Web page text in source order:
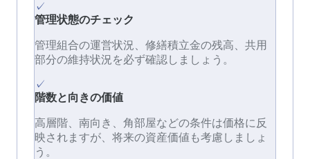
✓
管理状態のチェック
管理組合の運営状況、修繕積立金の残高、共用
部分の維持状況を必ず確認しましょう。
✓
階数と向きの価値
高層階、南向き、角部屋などの条件は価格に反
映されますが、将来の資産価値も考慮しましょ
う。